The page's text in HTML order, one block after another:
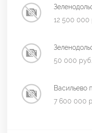
12 500 000
50 000 руб.
Васильево
7 600 000